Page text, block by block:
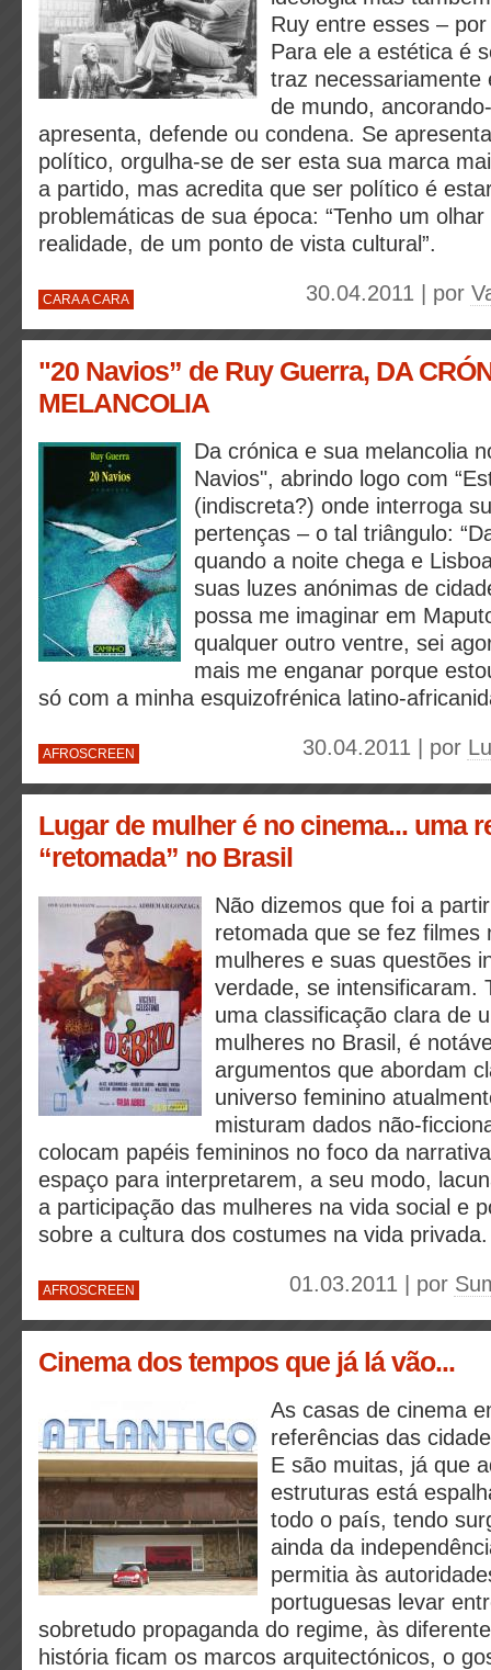
Ruy entre esses –
Para ele a estética é
traz necessariamente
de mundo,
apresenta, defende ou condena. Se
político, orgulha-se de ser esta sua marca
a partido, mas acredita que ser político é
problemáticas de sua época: “Tenho um
realidade, de um ponto de vista cultural”.
CARA A CARA 30.04.2011 | por
"20 Navios” de Ruy Guerra, DA
MELANCOLIA
Da crónica e sua melancolia
Navios", abrindo logo com
(indiscreta?) onde interroga
pertenças – o tal triângulo:
quando a noite chega e
suas luzes anónimas de
possa me imaginar em
qualquer outro ventre, sei
mais me enganar porque
só com a minha esquizofrénica latino-
AFROSCREEN 30.04.2011 | por
Lugar de mulher é no cinema... uma
“retomada” no Brasil
Não dizemos que foi a
retomada que se fez filmes
mulheres e suas questões
verdade, se intensificaram.
uma classificação clara de
mulheres no Brasil, é
argumentos que abordam
universo feminino
misturam dados não-
colocam papéis femininos no foco da
espaço para interpretarem, a seu modo,
a participação das mulheres na vida social e
sobre a cultura dos costumes na vida privada.
AFROSCREEN 01.03.2011 | por
Cinema dos tempos que já lá vão...
As casas de cinema
referências das
E são muitas, já que
estruturas está
todo o país, tendo
ainda da
permitia às
portuguesas levar
sobretudo propaganda do regime, às
história ficam os marcos arquitectónicos, o